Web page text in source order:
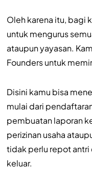
Oleh karena itu, bagi
untuk mengurus
ataupun yayasan.
Founders untuk
Disini kamu bisa
mulai dari
pembuatan laporan
perizinan usaha
tidak perlu repot antri
keluar.